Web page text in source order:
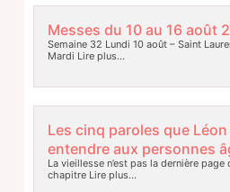
Messes du 10 au 16 août
Semaine 32 Lundi 10 août – Saint
Mardi Lire plus…
Les cinq paroles que
entendre aux personnes
La vieillesse n’est pas la dernière page
chapitreLire plus…